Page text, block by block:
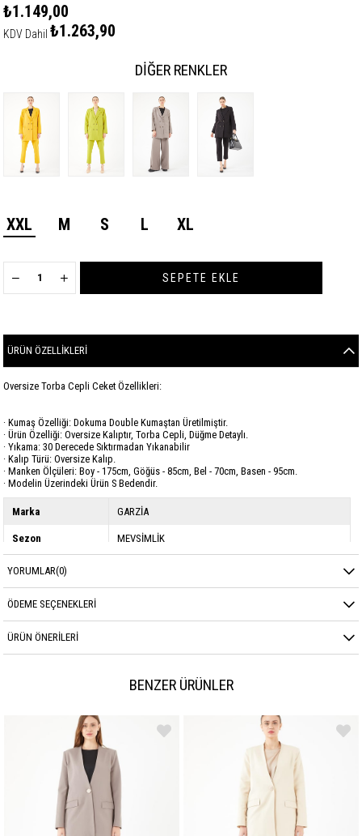
₺1.149,00
KDV Dahil ₺1.263,90
DIĞER RENKLER
XXL M S L XL
ÜRÜN ÖZELLIKLERI
Oversize Torba Cepli Ceket Özellikleri:
· Kumaş Özelliği: Dokuma Double Kumaştan Üretilmiştir.
· Ürün Özelliği: Oversize Kalıptır, Torba Cepli, Düğme Detaylı.
· Yıkama: 30 Derecede Sıktırmadan Yıkanabilir
· Kalıp Türü: Oversize Kalıp.
· Manken Ölçüleri: Boy - 175cm, Göğüs - 85cm, Bel - 70cm, Basen - 95cm.
· Modelin Üzerindeki Ürün S Bedendir.
Marka GARZİA
Sezon MEVSİMLİK
Kumaş Cinsi
YORUMLAR(0)
ÖDEME SEÇENEKLERI
ÜRÜN ÖNERILERI
BENZER ÜRÜNLER